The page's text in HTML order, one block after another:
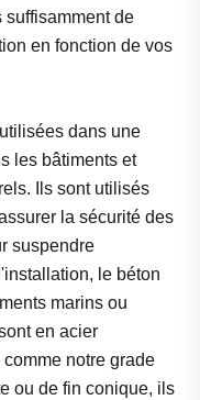
suffisamment de
en fonction de vos
dans une
les bâtiments et
Ils sont utilisés
la sécurité des
suspendre
le béton
marins ou
en acier
notre grade
ou de fin conique, ils